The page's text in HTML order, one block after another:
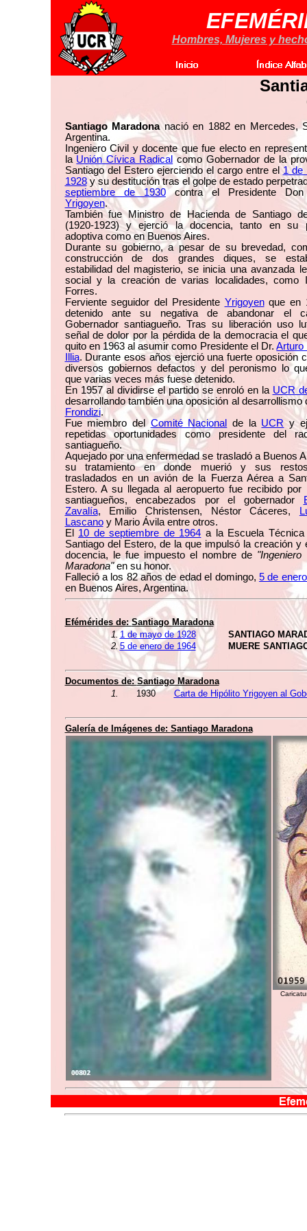
Hombres, Mujeres y
Santiago Maradonanació en 1882 en Mercedes,
Argentina.
Ingeniero Civil y docente que fue electo en
la Unión Cívica Radical como Gobernador de la
Santiago del Estero ejerciendo el cargo entre el1 de
1928y su destitución tras el golpe de estado
septiembre de 1930contra el Presidente
Yrigoyen.
También fue Ministro de Hacienda de Santiago
(1920-1923) y ejerció la docencia, tanto en su
adoptiva como en Buenos Aires.
Durante su gobierno, a pesar de su brevedad,
construcción de dos grandes diques, se
estabilidad del magisterio, se inicia una avanzada
social y la creación de varias localidades, como
Forres.
Ferviente seguidor del Presidente Yrigoyenque en
detenido ante su negativa de abandonar el
Gobernador santiagueño. Tras su liberación uso
señal de dolor por la pérdida de la democracia el
quito en 1963 al asumir como Presidente el Dr.Arturo
Illia. Durante esos años ejerció una fuerte oposición
diversos gobiernos defactos y del peronismo lo
que varias veces más fuese detenido.
En 1957 al dividirse el partido se enroló en la UCR
desarrollando también una oposición al desarrollismo
Frondizi.
Fue miembro delComité Nacional de la UCR y
repetidas oportunidades como presidente del
santiagueño.
Aquejado por una enfermedad se trasladó a Buenos
su tratamiento en donde muerió y sus
trasladados en un avión de la Fuerza Aérea a
Estero. A su llegada al aeropuerto fue recibido por
santiagueños, encabezados por el gobernador
Zavalía, Emilio Christensen, Néstor Cáceres,
Lascanoy Mario Ávila entre otros.
El 10 de septiembre de 1964 a la Escuela
Santiago del Estero, de la que impulsó la creación y
docencia, le fue impuesto el nombre de "Ingeniero
Maradona"en su honor.
Falleció a los 82 años de edad el domingo, 5 de
en Buenos Aires, Argentina.
Efémérides de:Santiago Maradona
1. 1 de mayo de 1928
SANTIAGO
2. 5 de enero de 1964 MUERE
Documentos de:Santiago Maradona
1.
1930 Carta de Hipólito Yrigoyen al
Galería de Imágenes de: Santiago Maradona